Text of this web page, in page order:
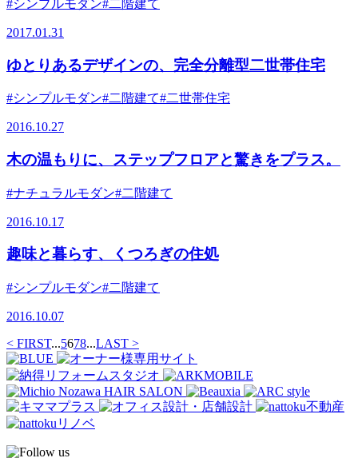
#シンプルモダン#二階建て
2017.01.31
ゆとりあるデザインの、完全分離型二世帯住宅
#シンプルモダン#二階建て#二世帯住宅
2016.10.27
木の温もりに、ステップフロアと驚きをプラス。
#ナチュラルモダン#二階建て
2016.10.17
趣味と暮らす、くつろぎの住処
#シンプルモダン#二階建て
2016.10.07
< FIRST...5678...LAST >